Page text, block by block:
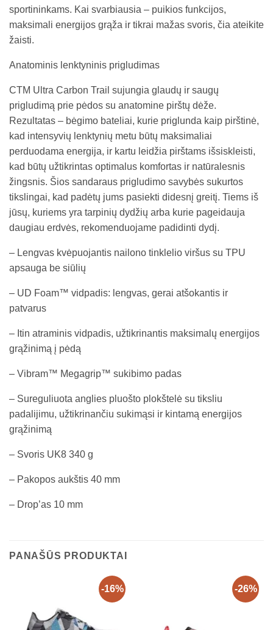
sportininkams. Kai svarbiausia – puikios funkcijos,
maksimali energijos grąža ir tikrai mažas svoris, čia ateikite
žaisti.
Anatominis lenktyninis prigludimas
CTM Ultra Carbon Trail sujungia glaudų ir saugų
prigludimą prie pėdos su anatomine pirštų dėže.
Rezultatas – bėgimo bateliai, kurie priglunda kaip pirštinė,
kad intensyvių lenktynių metu būtų maksimaliai
perduodama energija, ir kartu leidžia pirštams išsiskleisti,
kad būtų užtikrintas optimalus komfortas ir natūralesnis
žingsnis. Šios sandaraus prigludimo savybės sukurtos
tikslingai, kad padėtų jums pasiekti didesnį greitį. Tiems iš
jūsų, kuriems yra tarpinių dydžių arba kurie pageidauja
daugiau erdvės, rekomenduojame padidinti dydį.
– Lengvas kvėpuojantis nailono tinklelio viršus su TPU
apsauga be siūlių
– UD Foam™ vidpadis: lengvas, gerai atšokantis ir
patvarus
– Itin atraminis vidpadis, užtikrinantis maksimalų energijos
grąžinimą į pėdą
– Vibram™ Megagrip™ sukibimo padas
– Sureguliuota anglies pluošto plokštelė su tiksliu
padalijimu, užtikrinančiu sukimąsi ir kintamą energijos
grąžinimą
– Svoris UK8 340 g
– Pakopos aukštis 40 mm
– Drop’as 10 mm
PANAŠŪS PRODUKTAI
-16% -26%